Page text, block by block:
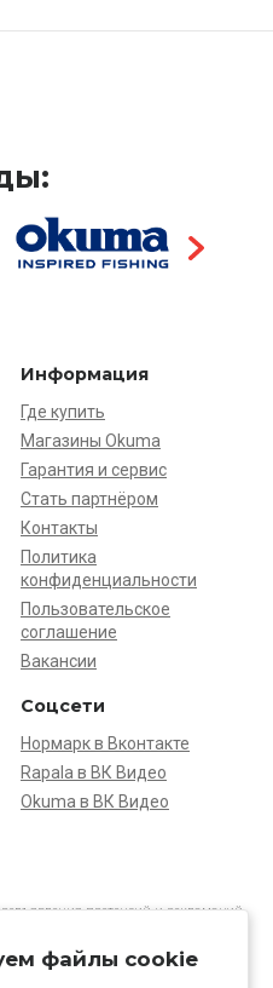
Информация
Где купить
Магазины Okuma
Гарантия и сервис
Стать партнёром
Контакты
Политика
конфиденциальности
Пользовательское
соглашение
Вакансии
Соцсети
Нормарк в Вконтакте
Rapala в ВК Видео
Okuma в ВК Видео
претензий и рекламаций,
отличаться от указанных на сайте.
ОГРН 1037739603505
файлы cookie